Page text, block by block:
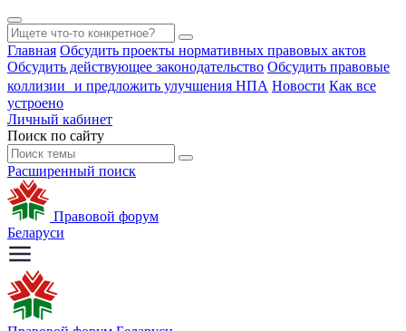
Главная Обсудить проекты нормативных правовых актов
Обсудить действующее законодательство Обсудить правовые
коллизии и предложить улучшения НПА Новости Как все
устроено
Личный кабинет
Поиск по сайту
Расширенный поиск
Правовой форум
Беларуси